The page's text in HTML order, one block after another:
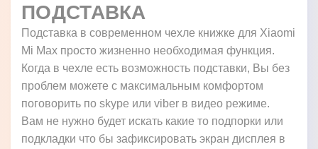
ПОДСТАВКА
Подставка в современном чехле книжке для Xiaomi
Mi Max просто жизненно необходимая функция.
Когда в чехле есть возможность подставки, Вы без
проблем можете с максимальным комфортом
поговорить по skype или viber в видео режиме.
Вам не нужно будет искать какие то подпорки или
подкладки что бы зафиксировать экран дисплея в